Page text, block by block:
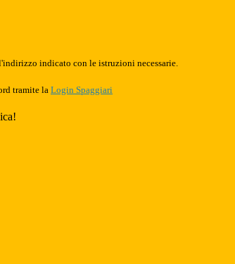
indicato con le istruzioni necessarie.
tramite la Login Spaggiari